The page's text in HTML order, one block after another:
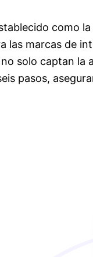
como
las marcas de
solo captan
pasos,